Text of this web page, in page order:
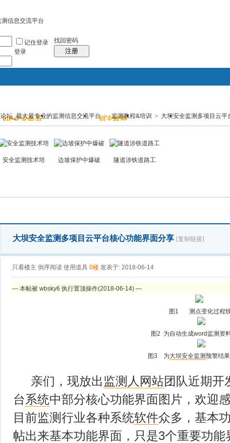
记住登录
登录
找回密码
注册
VIP企业会员 监测照片 自主软件 监测交友
帖子
搜索
坛_最大最专业的监测信息交流平台 > 监测教程&培训 > 大坝安全监测多项目云平
安全监测技术培 边坡保护中爆破 隧道涉铁道路工
大坝安全监测多项目云平台核心功能界面分享 [复制链接]
只看楼主 倒序阅读 使用道具 0楼 发表于: 2018-06-14
— 本帖被 wbsky6 执行置顶操作(2018-06-14) —
图1 测点变化过程线
图2 为自动生成word监测资
图3 为大坝安全监测预警结
亲们，现放出监测人 网站团队近期开
台系统中部分核心功能界面图片，欢迎
目前监测行业各种系统软件众多，基本
帖出来基本功能界面，只是3个重要功能